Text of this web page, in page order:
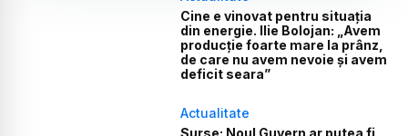
Cine e vinovat pentru situația
din energie. Ilie Bolojan: „Avem
producție foarte mare la prânz,
de care nu avem nevoie și avem
deficit seara”
Actualitate
Surse: Noul Guvern ar putea fi